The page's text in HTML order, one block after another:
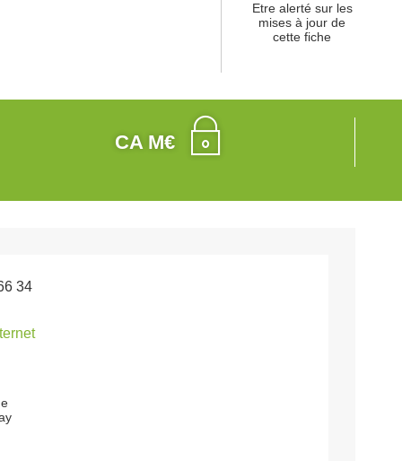
Etre alerté sur les
mises à jour de
cette fiche
CA M€
34